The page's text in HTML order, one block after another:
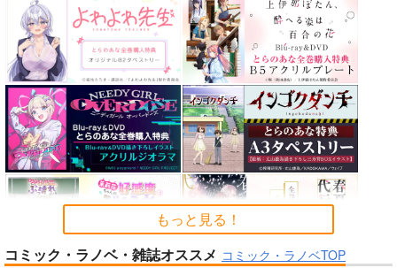
カルデアエミッション
チョコレート・ショッ
プ
2,530円（税込）
Fate/Grand Order
メリュジーヌ
サンプル
カート
FGO OEKAKI Rando
m5
たけさと
1,320 円（税込）
Fate/Grand Order
鈴鹿御前
サンプル
カート
蒐集
羊小屋
専売 787円（税込）
Fate/Grand Order
曲亭馬琴
サンプル
カート
No.7 No.7 No.9
もっと見る！
コミック・ラノベ・雑誌オススメ コミック・ラノベTOP